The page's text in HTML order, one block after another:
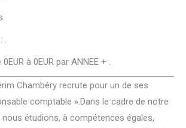
.
à 0EUR par ANNEE + .
Chambéry recrute pour un de ses
comptable ».Dans le cadre de notre
étudions, à compétences égales,